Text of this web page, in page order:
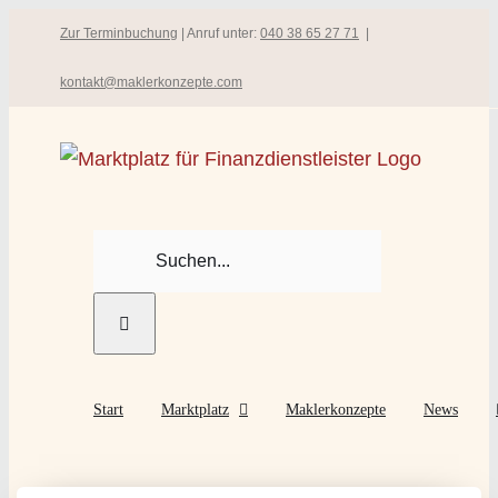
springen
Zur Terminbuchung | Anruf unter: 040 38 65 27 71
kontakt@maklerkonzepte.com
Start Marktplatz Maklerkonzepte News